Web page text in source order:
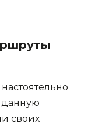
данную
своих